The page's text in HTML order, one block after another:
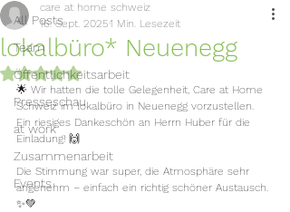
All Posts
Team
Öffentlichkeitsarbeit
Presseschau
at work
Zusammenarbeit
Events
lokalbüro* Neuenegg
care at home schweiz
16. Sept. 20251 Min. Lesezeit
Mit NaN von 5 Sternen bewertet.
🌟 Wir hatten die tolle Gelegenheit, Care at Home
Schweiz im lokalbüro in Neuenegg vorzustellen.
Ein riesiges Dankeschön an Herrn Huber für die
Einladung! 🙌
Die Stimmung war super, die Atmosphäre sehr
angenehm – einfach ein richtig schöner Austausch.
✨💚